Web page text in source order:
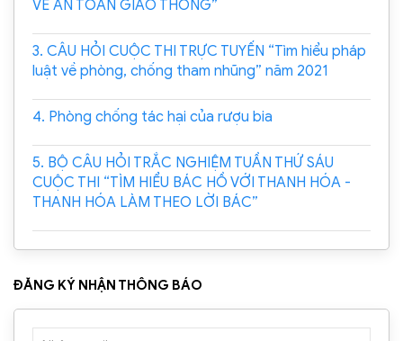
VỀ AN TOÀN GIAO THÔNG”
3. CÂU HỎI CUỘC THI TRỰC TUYẾN “Tìm hiểu pháp
luật về phòng, chống tham nhũng” năm 2021
4. Phòng chống tác hại của rượu bia
5. BỘ CÂU HỎI TRẮC NGHIỆM TUẦN THỨ SÁU
CUỘC THI “TÌM HIỂU BÁC HỒ VỚI THANH HÓA -
THANH HÓA LÀM THEO LỜI BÁC”
ĐĂNG KÝ NHẬN THÔNG BÁO